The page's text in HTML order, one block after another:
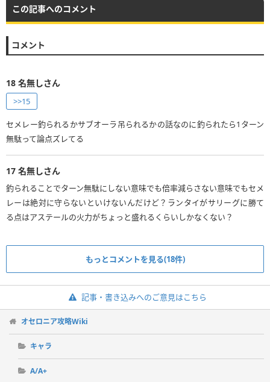
この記事へのコメント
コメント
18 名無しさん
>>15
セメレー釣られるかサブオーラ吊られるかの話なのに釣られたら1ターン
無駄って論点ズレてる
17 名無しさん
釣られることでターン無駄にしない意味でも倍率減らさない意味でもセメ
レーは絶対に守らないといけないんだけど？ランタイがサリーグに勝て
る点はアステールの火力がちょっと盛れるくらいしかなくない？
もっとコメントを見る(18件)
記事・書き込みへのご意見はこちら
オセロニア攻略Wiki
キャラ
A/A+